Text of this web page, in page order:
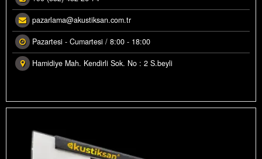
pazarlama@akustiksan.com.tr
Pazartesi - Cumartesi / 8:00 - 18:00
Hamidiye Mah. Kendirli Sok. No : 2 S.beyli